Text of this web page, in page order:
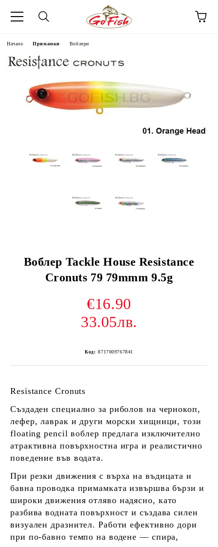
Начало Примамки Воблери
Воблер Tackle House Resistance
Cronuts 79 79mmm 9.5g
€16.90
33.05лв.
Код: 8717009767841
Resistance Cronuts
Създаден специално за риболов на чернокоп,
лефер, лаврак и други морски хищници, този
floating pencil воблер предлага изключително
атрактивна повърхностна игра и реалистично
поведение във водата.
При резки движения с върха на въдицата и
бавна проводка примамката извършва бързи и
широки движения отляво надясно, като
разбива водната повърхност и създава силен
визуален дразнител. Работи ефективно дори
при по-бавно темпо на водене — спира,